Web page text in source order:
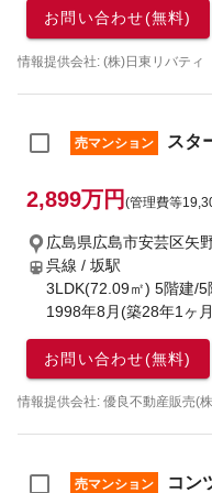
お問い合わせ(無料)
情報提供会社: (株)日東リバティ
売マンション スタ
2,899万円 (管理費等
広島県広島市安芸区矢
呉線 / 坂駅
3LDK(72.09㎡) 5階建/5
1998年8月(築28年1ヶ
お問い合わせ(無料)
情報提供会社: 優良不動産販売(
売マンション
コン